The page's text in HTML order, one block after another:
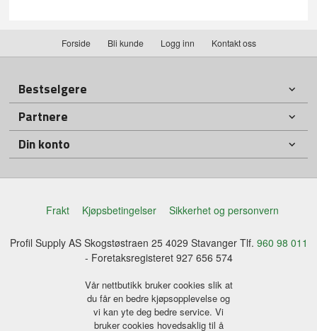
Forside Bli kunde Logg inn Kontakt oss
Bestselgere
Partnere
Din konto
Frakt Kjøpsbetingelser Sikkerhet og personvern
Profil Supply AS Skogstøstraen 25 4029 Stavanger Tlf. 960 98 011
- Foretaksregisteret 927 656 574
Vår nettbutikk bruker cookies slik at
du får en bedre kjøpsopplevelse og
vi kan yte deg bedre service. Vi
bruker cookies hovedsaklig til å